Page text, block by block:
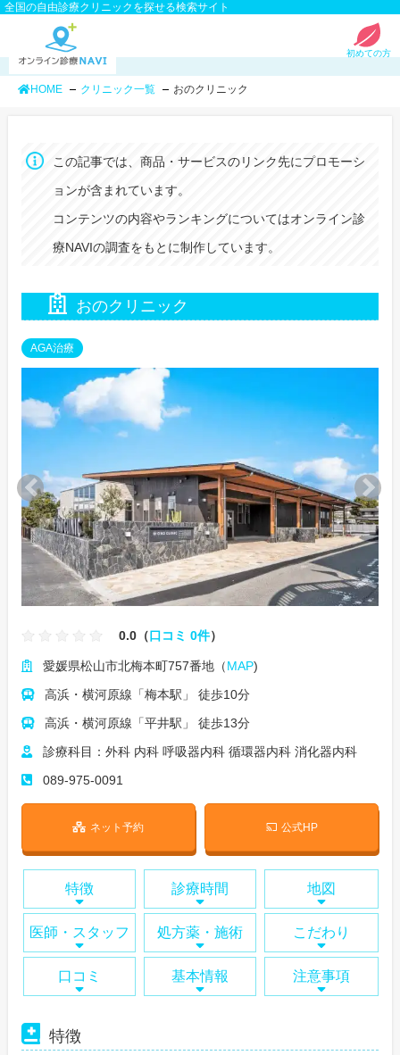
全国の自由診療クリニックを探せる検索サイト
初めての方
HOME クリニック一覧 おのクリニック
この記事では、商品・サービスのリンク先にプロモーシ
ョンが含まれています。
コンテンツの内容やランキングについてはオンライン診
療NAVIの調査をもとに制作しています。
おのクリニック
AGA治療
0.0（ 口コミ 0件）
愛媛県松山市北梅本町757番地（MAP)
高浜・横河原線「梅本駅」 徒歩10分
高浜・横河原線「平井駅」 徒歩13分
診療科目：外科 内科 呼吸器内科 循環器内科 消化器内科
089-975-0091
ネット予約 公式HP
特徴 診療時間 地図
医師・スタッフ 処方薬・施術 こだわり
口コミ 基本情報 注意事項
特徴